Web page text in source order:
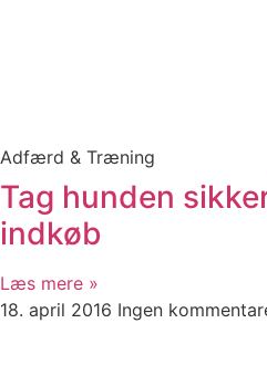
Adfærd & Træning
Tag hunden
indkøb
Læs mere »
18. april 2016 Ingen